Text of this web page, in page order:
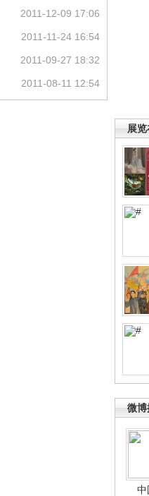
展
微博
中
2011-12-09 17:06
2011-11-24 16:54
2011-09-27 18:32
2011-08-11 12:54